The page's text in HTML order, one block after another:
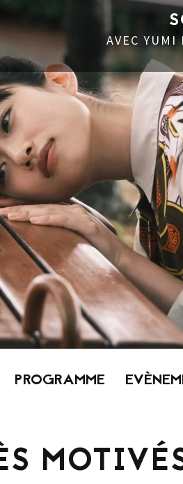
AVEC YUMI
PROGRAMME
PROCHAINEMENT